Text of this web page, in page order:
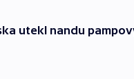
utekl nandu